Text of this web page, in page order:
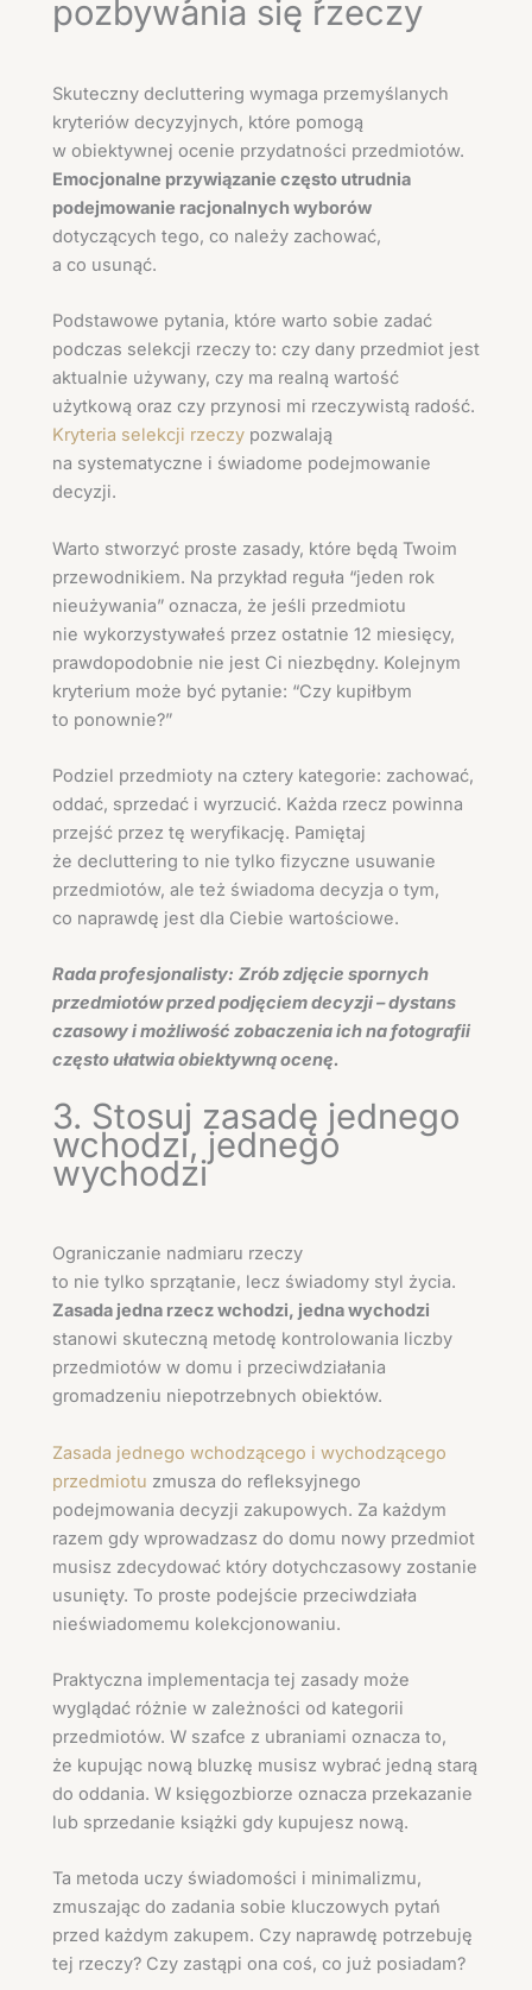
pozbywania się rzeczy
Skuteczny decluttering wymaga przemyślanych
kryteriów decyzyjnych, które pomogą
w obiektywnej ocenie przydatności przedmiotów.
Emocjonalne przywiązanie często utrudnia
podejmowanie racjonalnych wyborów
dotyczących tego, co należy zachować,
a co usunąć.
Podstawowe pytania, które warto sobie zadać
podczas selekcji rzeczy to: czy dany przedmiot jest
aktualnie używany, czy ma realną wartość
użytkową oraz czy przynosi mi rzeczywistą radość.
Kryteria selekcji rzeczy pozwalają
na systematyczne i świadome podejmowanie
decyzji.
Warto stworzyć proste zasady, które będą Twoim
przewodnikiem. Na przykład reguła “jeden rok
nieużywania” oznacza, że jeśli przedmiotu
nie wykorzystywałeś przez ostatnie 12 miesięcy,
prawdopodobnie nie jest Ci niezbędny. Kolejnym
kryterium może być pytanie: “Czy kupiłbym
to ponownie?”
Podziel przedmioty na cztery kategorie: zachować,
oddać, sprzedać i wyrzucić. Każda rzecz powinna
przejść przez tę weryfikację. Pamiętaj
że decluttering to nie tylko fizyczne usuwanie
przedmiotów, ale też świadoma decyzja o tym,
co naprawdę jest dla Ciebie wartościowe.
Rada profesjonalisty: Zrób zdjęcie spornych
przedmiotów przed podjęciem decyzji – dystans
czasowy i możliwość zobaczenia ich na fotografii
często ułatwia obiektywną ocenę.
3. Stosuj zasadę jednego
wchodzi, jednego
wychodzi
Ograniczanie nadmiaru rzeczy
to nie tylko sprzątanie, lecz świadomy styl życia.
Zasada jedna rzecz wchodzi, jedna wychodzi
stanowi skuteczną metodę kontrolowania liczby
przedmiotów w domu i przeciwdziałania
gromadzeniu niepotrzebnych obiektów.
Zasada jednego wchodzącego i wychodzącego
przedmiotu zmusza do refleksyjnego
podejmowania decyzji zakupowych. Za każdym
razem gdy wprowadzasz do domu nowy przedmiot
musisz zdecydować który dotychczasowy zostanie
usunięty. To proste podejście przeciwdziała
nieświadomemu kolekcjonowaniu.
Praktyczna implementacja tej zasady może
wyglądać różnie w zależności od kategorii
przedmiotów. W szafce z ubraniami oznacza to,
że kupując nową bluzkę musisz wybrać jedną starą
do oddania. W księgozbiorze oznacza przekazanie
lub sprzedanie książki gdy kupujesz nową.
Ta metoda uczy świadomości i minimalizmu,
zmuszając do zadania sobie kluczowych pytań
przed każdym zakupem. Czy naprawdę potrzebuję
tej rzeczy? Czy zastąpi ona coś, co już posiadam?